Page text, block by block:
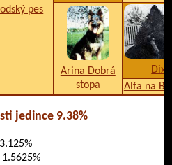
pes
Arina Dobrá
stopa
Dixi
Alfa na
jedince 9.38%